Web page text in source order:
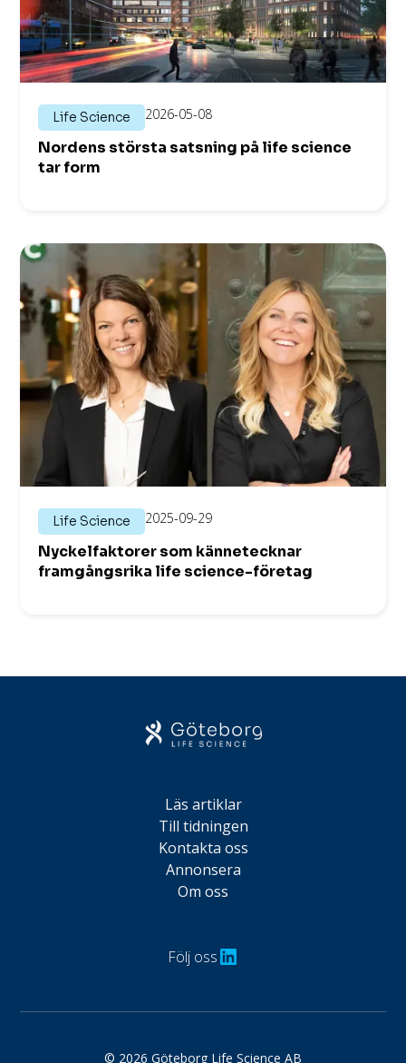
Life Science 2026-05-08
Nordens största satsning på life science
tar form
Life Science 2025-09-29
Nyckelfaktorer som kännetecknar
framgångsrika life science-företag
Läs artiklar
Till tidningen
Kontakta oss
Annonsera
Om oss
Följ oss
© 2026 Göteborg Life Science AB